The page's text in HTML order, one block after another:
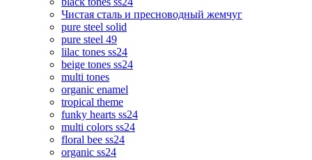
Чистая сталь и пресноводный жемчуг
pure steel solid
pure steel 49
lilac tones ss24
beige tones ss24
multi tones
organic enamel
tropical theme
funky hearts ss24
multi colors ss24
floral bee ss24
organic ss24